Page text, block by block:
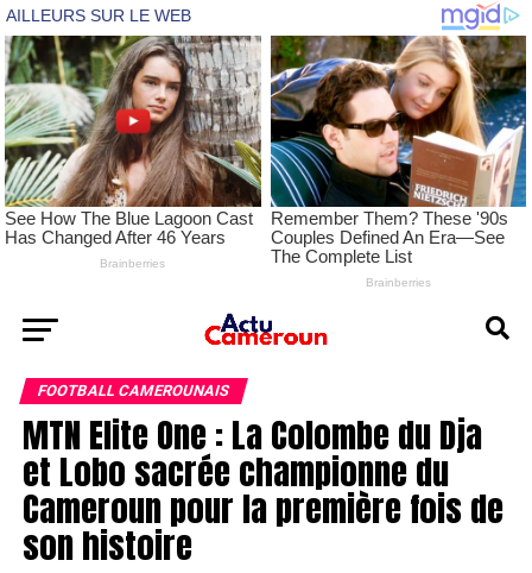
FOOTBALL CAMEROUNAIS
MTN Elite One : La Colombe du Dja
et Lobo sacrée championne du
Cameroun pour la première fois de
son histoire